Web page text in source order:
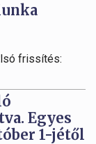
frissítés:
Egyes
1-jétől